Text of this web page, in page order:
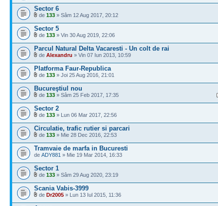
Sector 6
de 133 » Sâm 12 Aug 2017, 20:12
Sector 5
de 133 » Vin 30 Aug 2019, 22:06
Parcul Natural Delta Vacaresti - Un colt de rai
de Alexandru » Vin 07 Iun 2013, 10:59
Platforma Faur-Republica
de 133 » Joi 25 Aug 2016, 21:01
Bucureştiul nou
de 133 » Sâm 25 Feb 2017, 17:35
Sector 2
de 133 » Lun 06 Mar 2017, 22:56
Circulatie, trafic rutier si parcari
de 133 » Mie 28 Dec 2016, 22:53
Tramvaie de marfa in Bucuresti
de ADY881 » Mie 19 Mar 2014, 16:33
Sector 1
de 133 » Sâm 29 Aug 2020, 23:19
Scania Vabis-3999
de Dr2005 » Lun 13 Iul 2015, 11:36